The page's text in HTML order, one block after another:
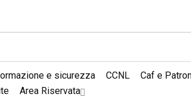
e sicurezza CCNL Caf e
Area Riservata